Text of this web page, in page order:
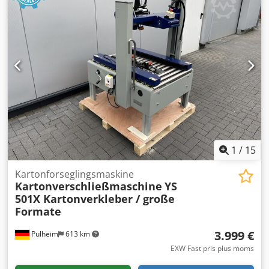
Tekniske data: Længde: 1.090 mm Bredde: 890 mm Vægt:
85 kg Driftsspænding: 220 V CE-mærkning Tilbehør: Til
vores VOGEL kartonlukker-program tilbyder vi løbehjul, for-
og efterløbsborde samt rullebaner.
1 / 15
Pulheim 613 km
Kartonforseglingsmaskine
Kartonverschließmaschine YS
501X Kartonverkleber / große
Formate
3.999 €
EXW Fast pris plus moms